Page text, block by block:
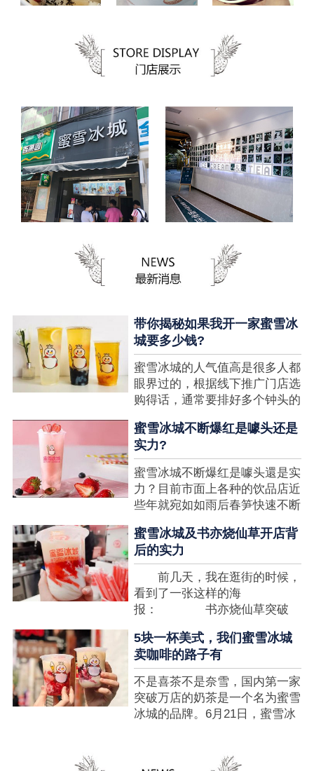
带你揭秘如果我开一家蜜雪冰
城要多少钱?
蜜雪冰城的人气值高是很多人都
眼界过的，根据线下推广门店选
购得话，通常要排好多个钟头的
想要排长队，为的便是那一杯令
人挂念的蜜雪冰城。顾客喜爱的
商品，投资者为什么会看不见在
其中的创业商机呢?许多投资者
都会了解我开一家蜜雪冰城要多
少钱?....
蜜雪冰城不断爆红是噱头还是
实力?
蜜雪冰城不断爆红是噱头還是实
力？目前市面上各种的饮品店近
些年就宛如如雨后春笋快速不断
有运营不小心便会被取代，由于
受年青人的喜爱，再加全国人民
的经济发展水准提升，奶茶饮品
行业发展趋势快速，因此 这一
制造行业有着十分....
蜜雪冰城及书亦烧仙草开店背
后的实力
前几天，我在逛街的时候，
看到了一张这样的海
报： 书亦烧仙草突破
了，这个连名字都没怎么听过的
奶茶店，怎么就悄咪咪地开了这
么多家了？ 也许大家对
5000 家店是什么量级没什么概
念，我来给对....
5块一杯美式，我们蜜雪冰城
卖咖啡的路子有
不是喜茶不是奈雪，国内第一家
突破万店的奶茶是一个名为蜜雪
冰城的品牌。6月21日，蜜雪冰
家，买多少送多少”的横幅，这